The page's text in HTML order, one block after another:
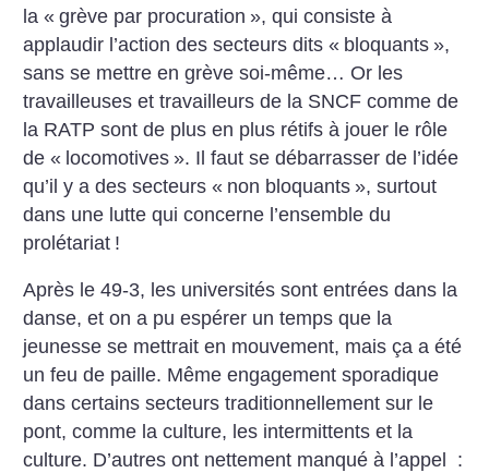
la « grève par procuration », qui con­siste à
applaudir l’action des secteurs dits « bloquants »,
sans se mettre en grève soi-même… Or les
travailleuses et travailleurs de la SNCF comme de
la RATP sont de plus en plus rétifs à jouer le rôle
de « locomotives ». Il faut se débarrasser de l’idée
qu’il y a des secteurs « non bloquants », surtout
dans une lutte qui concerne l’ensemble du
prolétariat !
Après le 49-3, les universités sont entrées dans la
danse, et on a pu espérer un temps que la
jeunesse se mettrait en mouvement, mais ça a été
un feu de paille. Même engagement sporadique
dans certains secteurs traditionnellement sur le
pont, comme la culture, les intermittents et la
culture. D’autres ont nettement manqué à l’appel :